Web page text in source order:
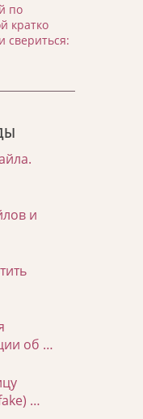
по
кратко
свериться:
и
об …
…